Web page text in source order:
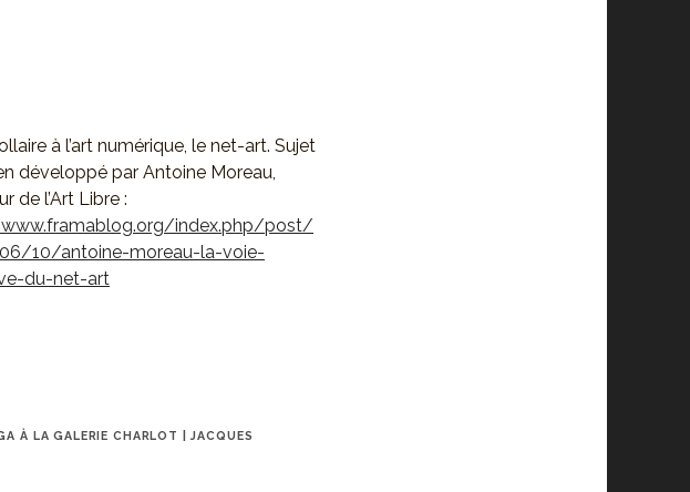
à l’art numérique, le net-art. Sujet
développé par Antoine Moreau,
de l’Art Libre :
index.php/post/
10/antoine-moreau-la-voie-
du-net-art
À LA GALERIE CHARLOT | JACQUES